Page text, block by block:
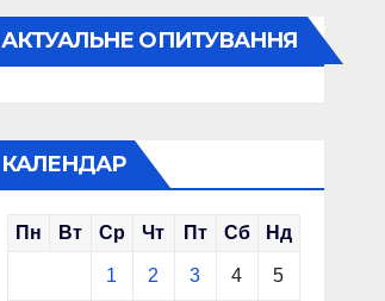
АКТУАЛЬНЕ ОПИТУВАННЯ
КАЛЕНДАР
Пн Вт Ср Чт Пт Сб Нд
1 2 3 4 5